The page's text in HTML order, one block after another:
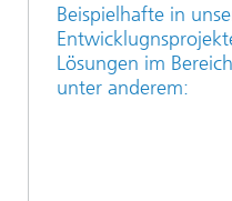
Beispielhafte in
Lösungen im
unter anderem: